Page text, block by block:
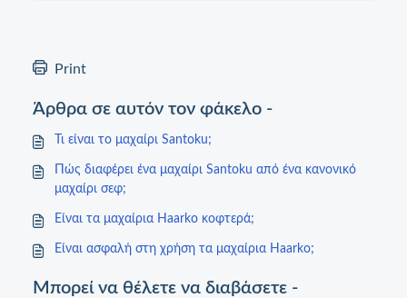
Print
Άρθρα σε αυτόν τον φάκελο -
Τι είναι το μαχαίρι Santoku;
Πώς διαφέρει ένα μαχαίρι Santoku από ένα κανονικό
μαχαίρι σεφ;
Είναι τα μαχαίρια Haarko κοφτερά;
Είναι ασφαλή στη χρήση τα μαχαίρια Haarko;
Μπορεί να θέλετε να διαβάσετε -